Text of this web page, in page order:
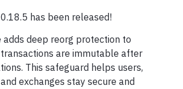
has been released!
adds deep reorg protection to
are immutable after
This safeguard helps users,
exchanges stay secure and